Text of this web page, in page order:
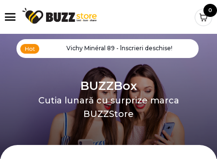
0
Vichy Minéral 89 - înscrieri deschise!
BUZZBox
Cutia lunară cu surprize marca
BUZZStore